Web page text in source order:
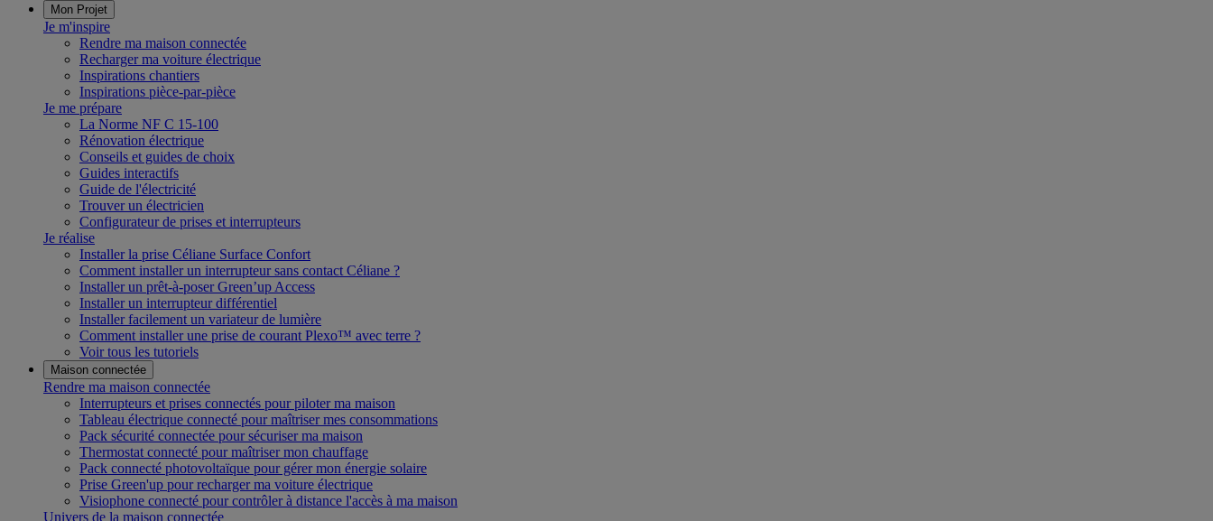
Mon Projet
Je m'inspire
Rendre ma maison connectée
Recharger ma voiture électrique
Inspirations chantiers
Inspirations pièce-par-pièce
Je me prépare
La Norme NF C 15-100
Rénovation électrique
Conseils et guides de choix
Guides interactifs
Guide de l'électricité
Trouver un électricien
Configurateur de prises et interrupteurs
Je réalise
Installer la prise Céliane Surface Confort
Comment installer un interrupteur sans contact Céliane ?
Installer un prêt-à-poser Green’up Access
Installer un interrupteur différentiel
Installer facilement un variateur de lumière
Comment installer une prise de courant Plexo™ avec terre ?
Voir tous les tutoriels
Maison connectée
Rendre ma maison connectée
Interrupteurs et prises connectés pour piloter ma maison
Tableau électrique connecté pour maîtriser mes consommations
Pack sécurité connectée pour sécuriser ma maison
Thermostat connecté pour maîtriser mon chauffage
Pack connecté photovoltaïque pour gérer mon énergie solaire
Prise Green'up pour recharger ma voiture électrique
Visiophone connecté pour contrôler à distance l'accès à ma maison
Univers de la maison connectée